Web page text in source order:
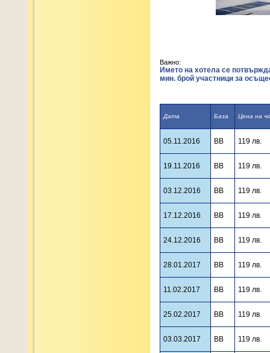
Важно:
Името на хотела се
мин. брой участници за
Дата База Цена на
05.11.2016 BB 119 лв.
19.11.2016 BB 119 лв.
03.12.2016 BB 119 лв.
17.12.2016 BB 119 лв.
24.12.2016 BB 119 лв.
28.01.2017 BB 119 лв.
11.02.2017 BB 119 лв.
25.02.2017 BB 119 лв.
03.03.2017 BB 119 лв.